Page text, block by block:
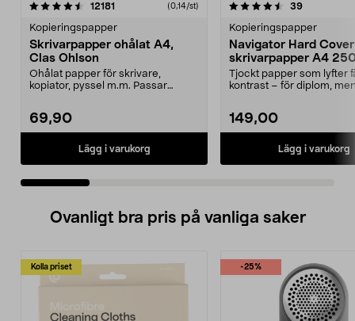
12181 (0,14/st)
Kopieringspapper
Skrivarpapper ohålat A4,
Clas Ohlson
Ohålat papper för skrivare,
kopiator, pyssel m.m. Passar
69,90
Lägg i varukorg
4.5 av 5 stjärnor 39recensioner
Kopieringspapper
Navigator Hard
skrivarpapper A4
ark
Tjockt papper som lyfter
kontrast – för diplom,
149,00
Lägg i varukorg
4.5 av 5 stjärnor
Ovanligt bra pris på vanliga saker
Kolla priset -25%